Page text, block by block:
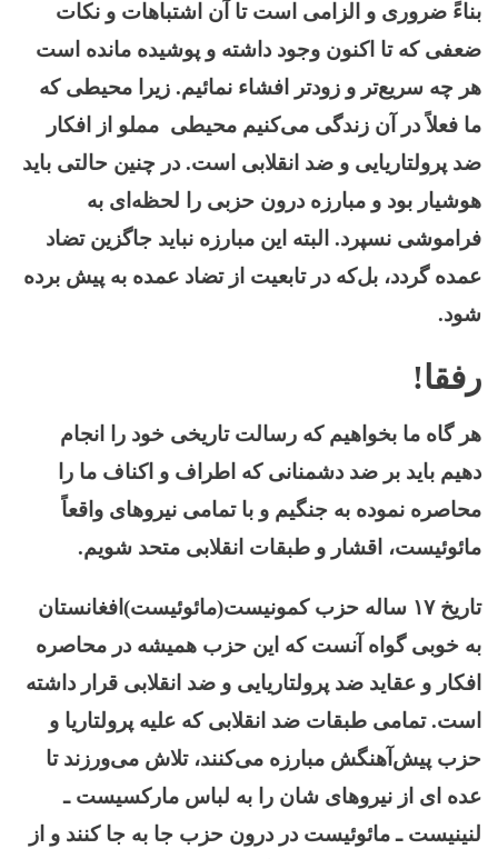
بناءً ضروری و الزامی است تا آن اشتباهات و نکات
ضعفی که تا اکنون وجود داشته و پوشیده مانده است
هر چه سریع‌تر و زودتر افشاء نمائیم. زیرا محیطی که
ما فعلاً در آن زندگی می‌کنیم محیطی مملو از افکار
ضد پرولتاریایی و ضد انقلابی است. در چنین حالتی باید
هوشیار بود و مبارزه درون حزبی را لحظه‌ای به
فراموشی نسپرد. البته این مبارزه نباید جاگزین تضاد
عمده گردد، بل‌که در تابعیت از تضاد عمده به پیش برده
شود.
رفقا!
هر گاه ما بخواهیم که رسالت تاریخی خود را انجام
دهیم باید بر ضد دشمنانی که اطراف و اکناف ما را
محاصره نموده به جنگیم و با تمامی نیروهای واقعاً
مائوئیست، اقشار و طبقات انقلابی متحد شویم.
تاریخ ۱۷ ساله حزب کمونیست(مائوئیست)افغانستان
به خوبی گواه آنست که این حزب همیشه در محاصره
افکار و عقاید ضد پرولتاریایی و ضد انقلابی قرار داشته
است. تمامی طبقات ضد انقلابی که علیه پرولتاریا و
حزب پیش‌آهنگش مبارزه می‌کنند، تلاش می‌ورزند تا
عده ای از نیروهای شان را به لباس مارکسیست ـ
لنینیست ـ مائوئیست در درون حزب جا به جا کنند و از